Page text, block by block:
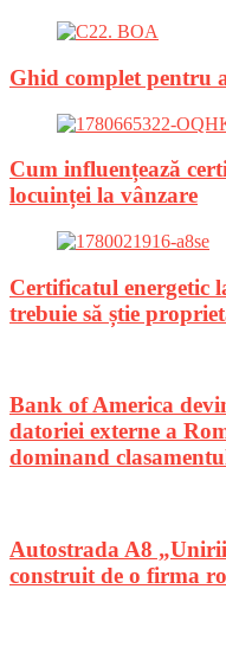
Ghid complet pentru
Cum influențează
locuinței la vânzare
Certificatul energetic
trebuie să știe
Bank of America
datoriei externe a
dominand
Autostrada A8
construit de o firma